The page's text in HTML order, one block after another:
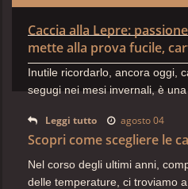
Caccia alla Lepre:
mette alla prova fucile,
Inutile ricordarlo, ancora oggi,
segugi nei mesi invernali, è una
Leggi tutto agosto 04
Scopri come scegliere le
Nel corso degli ultimi anni,
delle temperature, ci troviamo a